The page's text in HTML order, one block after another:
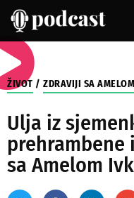
ŽIVOT / ZDRAVIJI SA
Ulja iz
sa Amelom